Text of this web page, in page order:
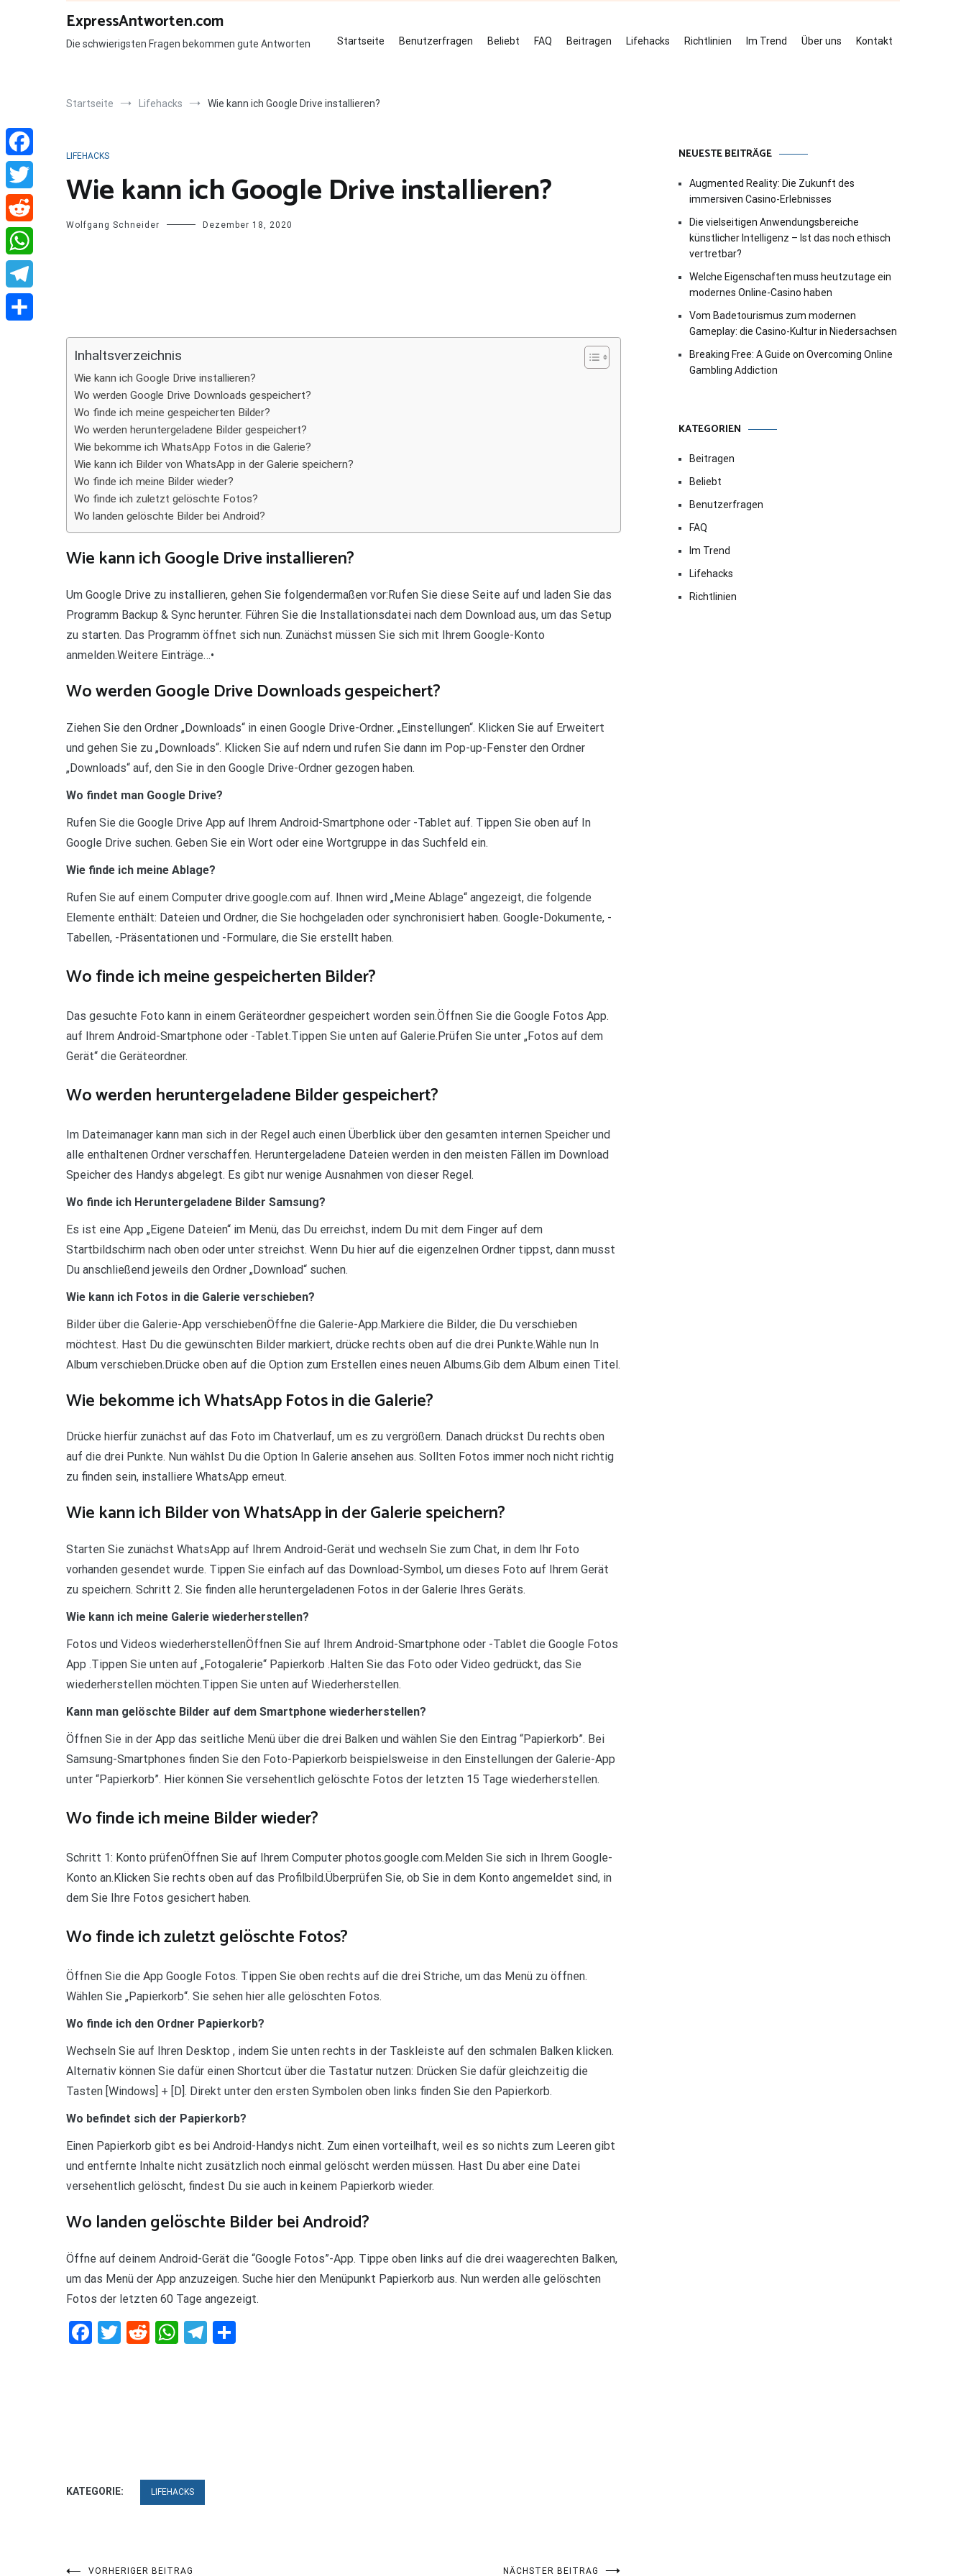
ExpressAntworten.com
Die schwierigsten Fragen bekommen gute Antworten Startseite Benutzerfragen Beliebt FAQ Beitragen Lifehacks Richtlinien Im Trend Über uns Kontakt
Startseite Lifehacks Wie kann ich Google Drive installieren?
LIFEHACKS
Wie kann ich Google Drive installieren?
Wolfgang Schneider Dezember 18, 2020
Inhaltsverzeichnis
Wie kann ich Google Drive installieren?
Wo werden Google Drive Downloads gespeichert?
Wo finde ich meine gespeicherten Bilder?
Wo werden heruntergeladene Bilder gespeichert?
Wie bekomme ich WhatsApp Fotos in die Galerie?
Wie kann ich Bilder von WhatsApp in der Galerie speichern?
Wo finde ich meine Bilder wieder?
Wo finde ich zuletzt gelöschte Fotos?
Wo landen gelöschte Bilder bei Android?
Wie kann ich Google Drive installieren?
Um Google Drive zu installieren, gehen Sie folgendermaßen vor:Rufen Sie diese Seite auf und laden Sie das
Programm Backup & Sync herunter. Führen Sie die Installationsdatei nach dem Download aus, um das Setup
zu starten. Das Programm öffnet sich nun. Zunächst müssen Sie sich mit Ihrem Google-Konto
anmelden.Weitere Einträge…•
Wo werden Google Drive Downloads gespeichert?
Ziehen Sie den Ordner „Downloads“ in einen Google Drive-Ordner. „Einstellungen“. Klicken Sie auf Erweitert
und gehen Sie zu „Downloads“. Klicken Sie auf ndern und rufen Sie dann im Pop-up-Fenster den Ordner
„Downloads“ auf, den Sie in den Google Drive-Ordner gezogen haben.
Wo findet man Google Drive?
Rufen Sie die Google Drive App auf Ihrem Android-Smartphone oder -Tablet auf. Tippen Sie oben auf In
Google Drive suchen. Geben Sie ein Wort oder eine Wortgruppe in das Suchfeld ein.
Wie finde ich meine Ablage?
Rufen Sie auf einem Computer drive.google.com auf. Ihnen wird „Meine Ablage“ angezeigt, die folgende
Elemente enthält: Dateien und Ordner, die Sie hochgeladen oder synchronisiert haben. Google-Dokumente, -
Tabellen, -Präsentationen und -Formulare, die Sie erstellt haben.
Wo finde ich meine gespeicherten Bilder?
Das gesuchte Foto kann in einem Geräteordner gespeichert worden sein.Öffnen Sie die Google Fotos App.
auf Ihrem Android-Smartphone oder -Tablet.Tippen Sie unten auf Galerie.Prüfen Sie unter „Fotos auf dem
Gerät“ die Geräteordner.
Wo werden heruntergeladene Bilder gespeichert?
Im Dateimanager kann man sich in der Regel auch einen Überblick über den gesamten internen Speicher und
alle enthaltenen Ordner verschaffen. Heruntergeladene Dateien werden in den meisten Fällen im Download
Speicher des Handys abgelegt. Es gibt nur wenige Ausnahmen von dieser Regel.
Wo finde ich Heruntergeladene Bilder Samsung?
Es ist eine App „Eigene Dateien“ im Menü, das Du erreichst, indem Du mit dem Finger auf dem
Startbildschirm nach oben oder unter streichst. Wenn Du hier auf die eigenzelnen Ordner tippst, dann musst
Du anschließend jeweils den Ordner „Download“ suchen.
Wie kann ich Fotos in die Galerie verschieben?
Bilder über die Galerie-App verschiebenÖffne die Galerie-App.Markiere die Bilder, die Du verschieben
möchtest. Hast Du die gewünschten Bilder markiert, drücke rechts oben auf die drei Punkte.Wähle nun In
Album verschieben.Drücke oben auf die Option zum Erstellen eines neuen Albums.Gib dem Album einen Titel.
Wie bekomme ich WhatsApp Fotos in die Galerie?
Drücke hierfür zunächst auf das Foto im Chatverlauf, um es zu vergrößern. Danach drückst Du rechts oben
auf die drei Punkte. Nun wählst Du die Option In Galerie ansehen aus. Sollten Fotos immer noch nicht richtig
zu finden sein, installiere WhatsApp erneut.
Wie kann ich Bilder von WhatsApp in der Galerie speichern?
Starten Sie zunächst WhatsApp auf Ihrem Android-Gerät und wechseln Sie zum Chat, in dem Ihr Foto
vorhanden gesendet wurde. Tippen Sie einfach auf das Download-Symbol, um dieses Foto auf Ihrem Gerät
zu speichern. Schritt 2. Sie finden alle heruntergeladenen Fotos in der Galerie Ihres Geräts.
Wie kann ich meine Galerie wiederherstellen?
Fotos und Videos wiederherstellenÖffnen Sie auf Ihrem Android-Smartphone oder -Tablet die Google Fotos
App .Tippen Sie unten auf „Fotogalerie“ Papierkorb .Halten Sie das Foto oder Video gedrückt, das Sie
wiederherstellen möchten.Tippen Sie unten auf Wiederherstellen.
Kann man gelöschte Bilder auf dem Smartphone wiederherstellen?
Öffnen Sie in der App das seitliche Menü über die drei Balken und wählen Sie den Eintrag “Papierkorb”. Bei
Samsung-Smartphones finden Sie den Foto-Papierkorb beispielsweise in den Einstellungen der Galerie-App
unter “Papierkorb”. Hier können Sie versehentlich gelöschte Fotos der letzten 15 Tage wiederherstellen.
Wo finde ich meine Bilder wieder?
Schritt 1: Konto prüfenÖffnen Sie auf Ihrem Computer photos.google.com.Melden Sie sich in Ihrem Google-
Konto an.Klicken Sie rechts oben auf das Profilbild.Überprüfen Sie, ob Sie in dem Konto angemeldet sind, in
dem Sie Ihre Fotos gesichert haben.
Wo finde ich zuletzt gelöschte Fotos?
Öffnen Sie die App Google Fotos. Tippen Sie oben rechts auf die drei Striche, um das Menü zu öffnen.
Wählen Sie „Papierkorb“. Sie sehen hier alle gelöschten Fotos.
Wo finde ich den Ordner Papierkorb?
Wechseln Sie auf Ihren Desktop , indem Sie unten rechts in der Taskleiste auf den schmalen Balken klicken.
Alternativ können Sie dafür einen Shortcut über die Tastatur nutzen: Drücken Sie dafür gleichzeitig die
Tasten [Windows] + [D]. Direkt unter den ersten Symbolen oben links finden Sie den Papierkorb.
Wo befindet sich der Papierkorb?
Einen Papierkorb gibt es bei Android-Handys nicht. Zum einen vorteilhaft, weil es so nichts zum Leeren gibt
und entfernte Inhalte nicht zusätzlich noch einmal gelöscht werden müssen. Hast Du aber eine Datei
versehentlich gelöscht, findest Du sie auch in keinem Papierkorb wieder.
Wo landen gelöschte Bilder bei Android?
Öffne auf deinem Android-Gerät die “Google Fotos”-App. Tippe oben links auf die drei waagerechten Balken,
um das Menü der App anzuzeigen. Suche hier den Menüpunkt Papierkorb aus. Nun werden alle gelöschten
Fotos der letzten 60 Tage angezeigt.
Facebook
Twitter
RedditWhatsApp
Telegram
KATEGORIE: LIFEHACKS
VORHERIGER BEITRAG NÄCHSTER BEITRAG
NEUESTE BEITRÄGE
Augmented Reality: Die Zukunft des
immersiven Casino-Erlebnisses
Die vielseitigen Anwendungsbereiche
künstlicher Intelligenz – Ist das noch ethisch
vertretbar?
Welche Eigenschaften muss heutzutage ein
modernes Online-Casino haben
Vom Badetourismus zum modernen
Gameplay: die Casino-Kultur in Niedersachsen
Breaking Free: A Guide on Overcoming Online
Gambling Addiction
KATEGORIEN
Beitragen
Beliebt
Benutzerfragen
FAQ
Im Trend
Lifehacks
Richtlinien
Facebook
Twitter
Reddit
WhatsApp
Telegram